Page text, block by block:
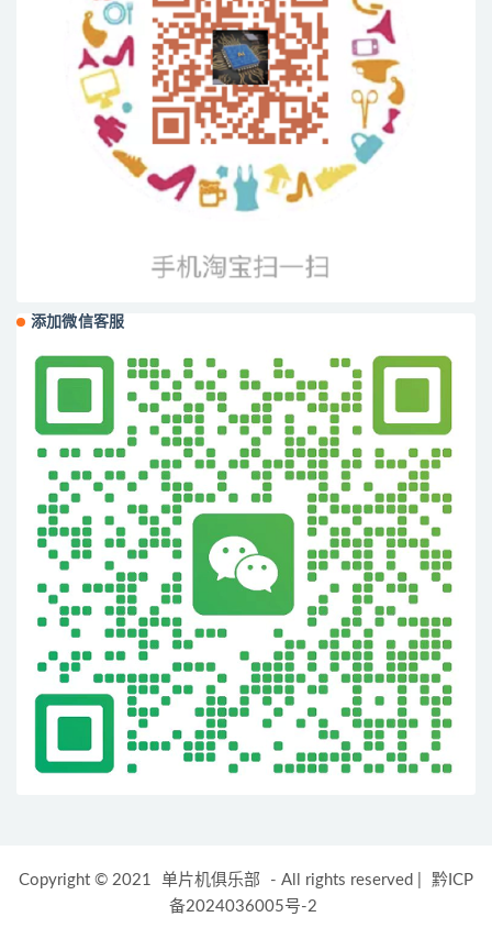
添加微信客服
Copyright © 2021 单片机俱乐部 - All rights reserved
黔ICP
备2024036005号-2